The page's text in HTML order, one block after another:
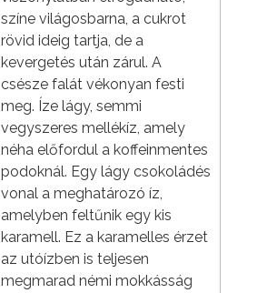
színe világosbarna, a cukrot
rövid ideig tartja, de a
kevergetés után zárul. A
csésze falát vékonyan festi
meg. Íze lágy, semmi
vegyszeres mellékíz, amely
néha előfordul a koffeinmentes
podoknál. Egy lágy csokoládés
vonal a meghatározó íz,
amelyben feltűnik egy kis
karamell. Ez a karamelles érzet
az utóízben is teljesen
megmarad némi mokkásság